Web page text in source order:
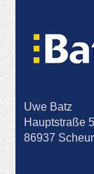
Uwe Batz
Hauptstraße
86937